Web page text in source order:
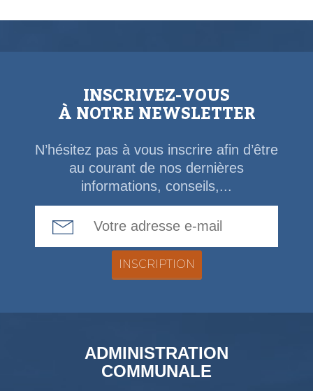
INSCRIVEZ-VOUS
À NOTRE NEWSLETTER
N’hésitez pas à vous inscrire afin d’être
au courant de nos dernières
informations, conseils,...
ADMINISTRATION
COMMUNALE